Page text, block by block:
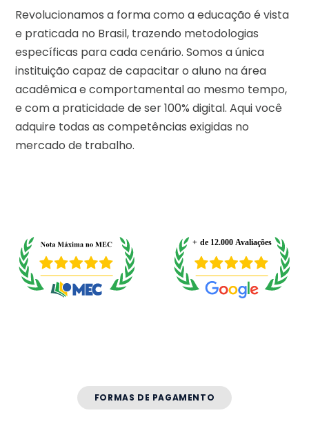
Revolucionamos a forma como a educação é vista
e praticada no Brasil, trazendo metodologias
específicas para cada cenário. Somos a única
instituição capaz de capacitar o aluno na área
acadêmica e comportamental ao mesmo tempo,
e com a praticidade de ser 100% digital. Aqui você
adquire todas as competências exigidas no
mercado de trabalho.
FORMAS DE PAGAMENTO